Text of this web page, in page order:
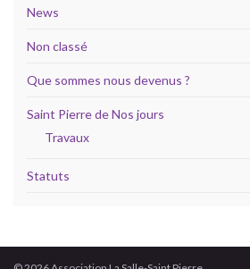
News
Non classé
Que sommes nous devenus ?
Saint Pierre de Nos jours
Travaux
Statuts